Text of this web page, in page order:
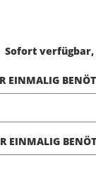
Sofort verfügbar,
EINMALIG
EINMALIG